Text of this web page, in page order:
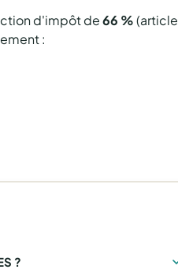
d'impôt de66 %(article
:
?